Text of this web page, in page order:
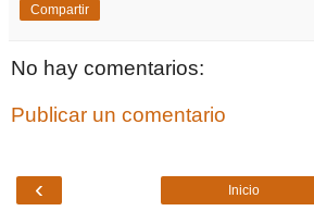
Compartir
No hay comentarios:
Publicar un comentario
‹ Inicio